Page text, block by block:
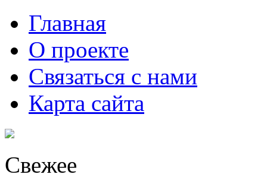
Главная
О проекте
Связаться с нами
Карта сайта
Свежее